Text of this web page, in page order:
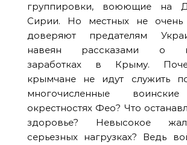
группировки, воюющие на
Сирии. Но местных не очень
доверяют предателям
навеян рассказами о
заработках в Крыму.
крымчане не идут служить
многочисленные
окрестностях Фео? Что
здоровье? Невысокое
серьезных нагрузках? Ведь